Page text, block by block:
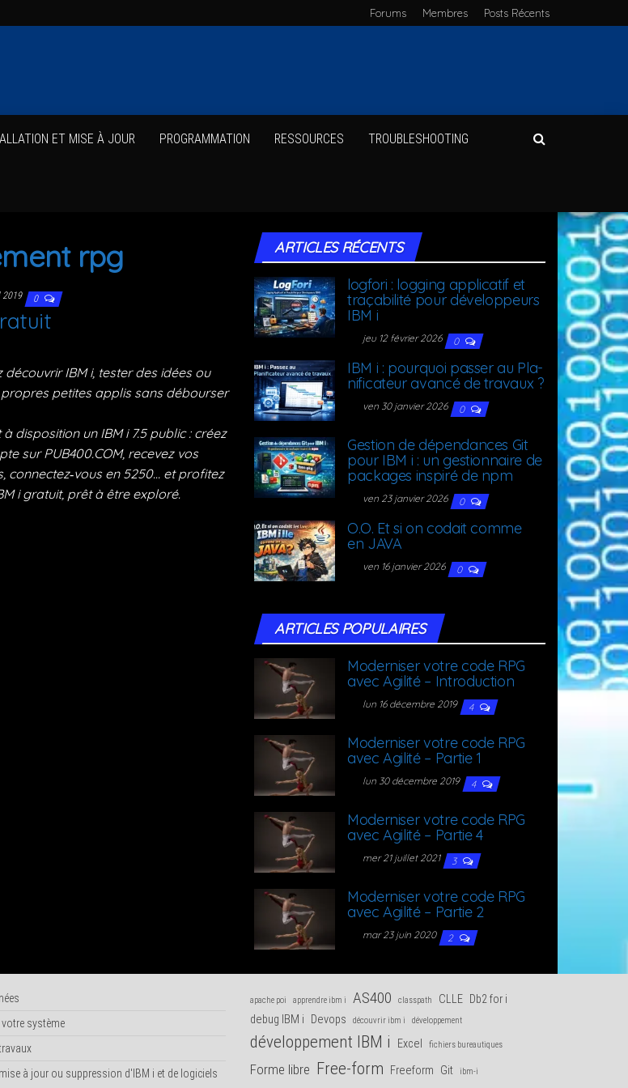
Forums Membres Posts Récents
ET MISE À JOUR PRO­GRAM­MA­TION RES­SOURCES TROU­BLE­SHOO­TING
rpg
2019 0
décou­vrir IBM i, tes­ter des idées ou
petites applis sans débour­ser
dis­po­si­tion un IBM i 7.5 public : créez
sur PUB400.COM, rece­vez vos
connectez‑vous en 5250… et pro­fi­tez
i gra­tuit, prêt à être exploré.
ARTICLES RÉCENTS
log­fo­ri : log­ging appli­ca­tif et
tra­ça­bi­li­té pour déve­lop­peurs
IBM i
jeu 12 février 2026 0
IBM i : pour­quoi pas­ser au Pla­
ni­fi­ca­teur avan­cé de travaux ?
ven 30 janvier 2026 0
Ges­tion de dépen­dances Git
pour IBM i : un ges­tion­naire de
packages ins­pi­ré de npm
ven 23 janvier 2026 0
O.O. Et si on codait comme
en JAVA
ven 16 janvier 2026 0
ARTICLES POPU­LAIRES
Moder­ni­ser votre code RPG
avec Agi­li­té – Introduction
lun 16 décembre 2019 4
Moder­ni­ser votre code RPG
avec Agi­li­té – Par­tie 1
lun 30 décembre 2019 4
Moder­ni­ser votre code RPG
avec Agi­li­té – Par­tie 4
mer 21 juillet 2021 3
Moder­ni­ser votre code RPG
avec Agi­li­té – Par­tie 2
mar 23 juin 2020 2
système
à jour ou suppression d'IBM i et de logiciels
apache poi apprendre ibm i AS400 classpath CLLE Db2 for i
debug IBM i
Devops découvrir ibm i développement
développement IBM i Excel fichiers bureautiques
Forme libre Free-form Freeform Git ibm-i